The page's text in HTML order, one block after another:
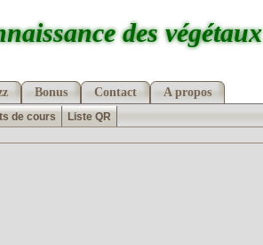
des végétaux
Bonus Contact A propos
de cours Liste QR